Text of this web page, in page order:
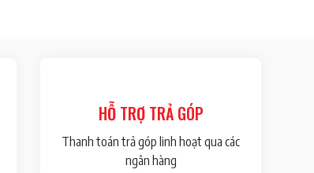
HỖ TRỢ TRẢ GÓP
Thanh toán trả góp linh hoạt qua các
ngân hàng